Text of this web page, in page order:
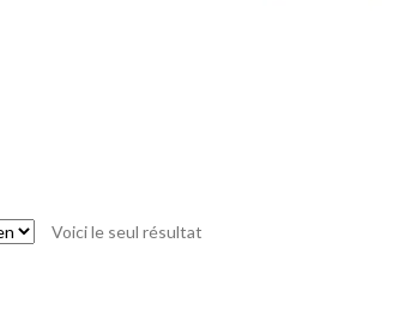
Voici le seul résultat